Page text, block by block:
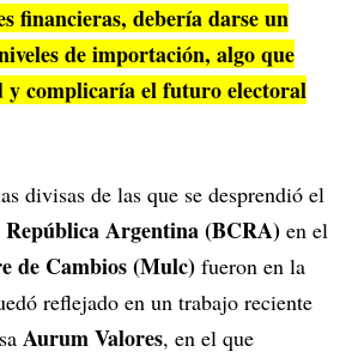
financieras, debería darse un
de importación, algo que
y complicaría el futuro electoral
divisas de las que se desprendió el
Argentina (BCRA) en el
de Cambios (Mulc) fueron en la
reflejado en un trabajo reciente
Aurum Valores, en el que